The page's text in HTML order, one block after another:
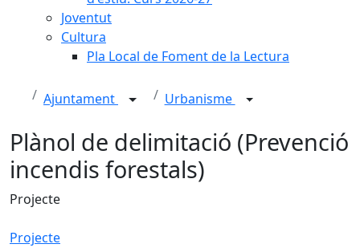
Joventut
Cultura
Pla Local de Foment de la Lectura
Ajuntament Urbanisme
Plànol de delimitació (Prevenció
incendis forestals)
Projecte
Projecte